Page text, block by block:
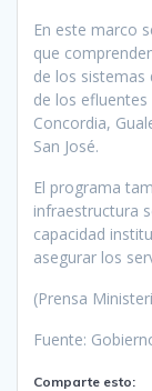
En este marco
que
de los
de los efluentes
Concordia,
San José.
El programa
infraestructura
capacidad
asegurar los
(Prensa
Fuente:
Comparte esto: